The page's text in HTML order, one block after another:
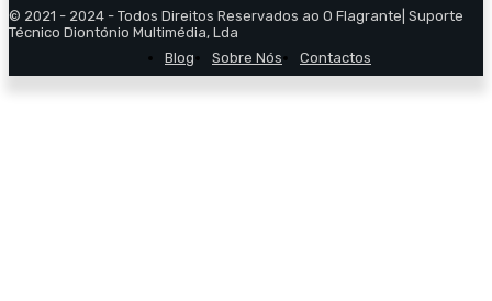
© 2021 - 2024 - Todos Direitos Reservados ao O Flagrante| Suporte
Técnico Diontónio Multimédia, Lda
Blog
Sobre Nós Contactos